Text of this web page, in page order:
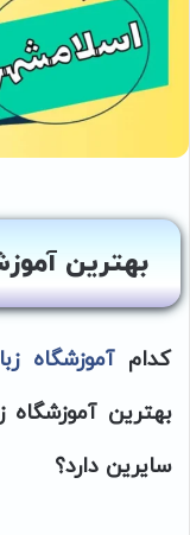
بهترین
کدامآموزشگاه
بهترین آموزشگاه
سایرین دارد؟